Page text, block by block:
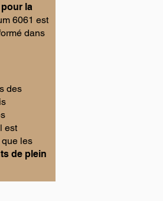
la
6061 est
dans
des
est
les
de plein